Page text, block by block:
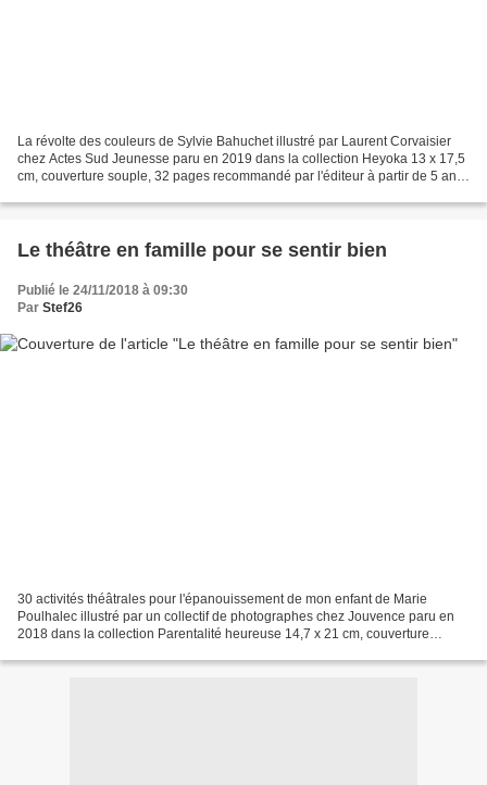
La révolte des couleurs de Sylvie Bahuchet illustré par Laurent Corvaisier
chez Actes Sud Jeunesse paru en 2019 dans la collection Heyoka 13 x 17,5
cm, couverture souple, 32 pages recommandé par l'éditeur à partir de 5 ans
Le théâtre en famille pour se sentir bien
Publié le 24/11/2018 à 09:30
Par Stef26
30 activités théâtrales pour l'épanouissement de mon enfant de Marie
Poulhalec illustré par un collectif de photographes chez Jouvence paru en
2018 dans la collection Parentalité heureuse 14,7 x 21 cm, couverture